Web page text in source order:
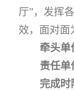
厅”，发挥
效，面对面
牵头单
责任单
完成时